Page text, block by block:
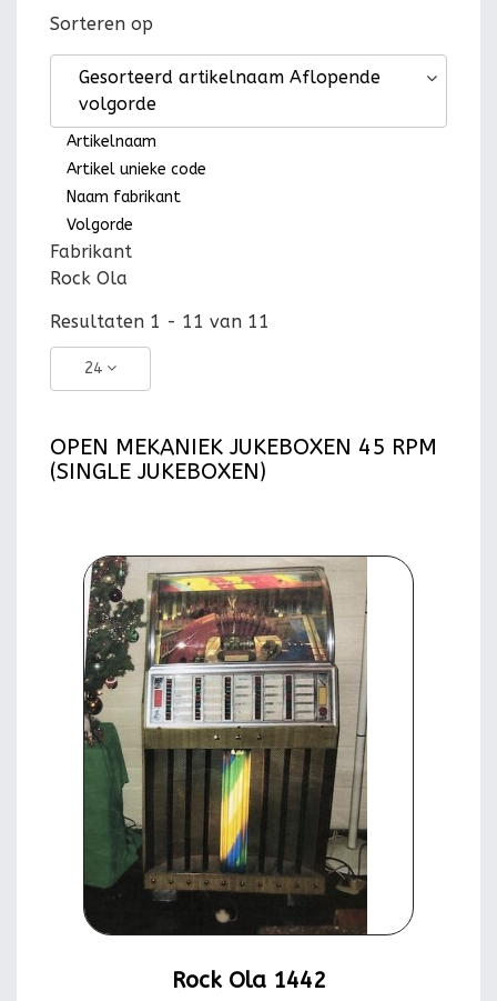
Sorteren op
Gesorteerd artikelnaam Aflopende
volgorde
Artikelnaam
Artikel unieke code
Naam fabrikant
Volgorde
Fabrikant
Rock Ola
Resultaten 1 - 11 van 11
24
OPEN MEKANIEK JUKEBOXEN 45 RPM
(SINGLE JUKEBOXEN)
Rock Ola 1442